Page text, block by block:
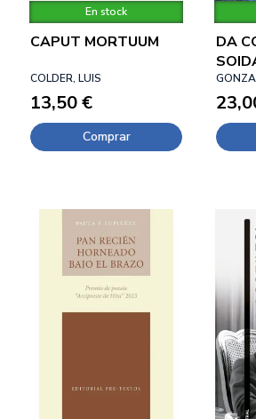
En stock
CAPUT MORTUUM
COLDER, LUIS
13,50 €
Comprar
DA